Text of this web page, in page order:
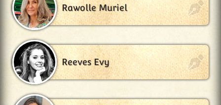
Rawolle Muriel
Reeves Evy